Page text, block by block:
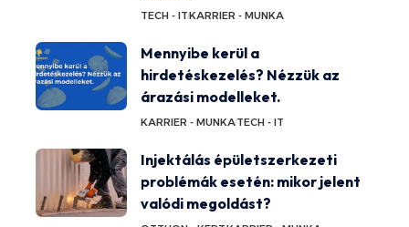
TECH - ITKARRIER - MUNKA
Mennyibe kerül a
hirdetéskezelés? Nézzük az
árazási modelleket.
KARRIER - MUNKATECH - IT
Injektálás épületszerkezeti
problémák esetén: mikor jelent
valódi megoldást?